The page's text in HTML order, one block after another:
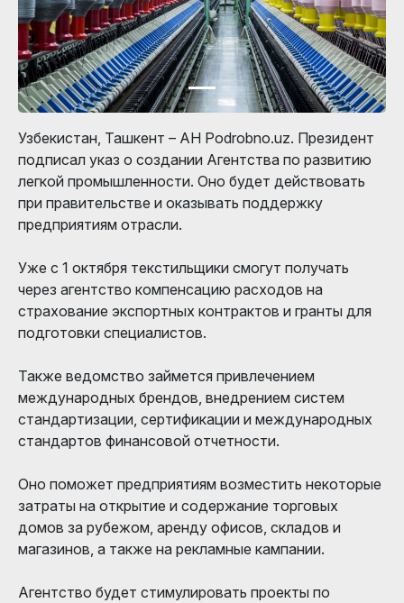
Узбекистан, Ташкент – АН Podrobno.uz. Президент
подписал указ о создании Агентства по развитию
легкой промышленности. Оно будет действовать
при правительстве и оказывать поддержку
предприятиям отрасли.
Уже с 1 октября текстильщики смогут получать
через агентство компенсацию расходов на
страхование экспортных контрактов и гранты для
подготовки специалистов.
Также ведомство займется привлечением
международных брендов, внедрением систем
стандартизации, сертификации и международных
стандартов финансовой отчетности.
Оно поможет предприятиям возместить некоторые
затраты на открытие и содержание торговых
домов за рубежом, аренду офисов, складов и
магазинов, а также на рекламные кампании.
Агентство будет стимулировать проекты по